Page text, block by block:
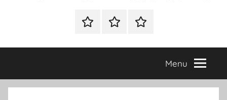
الرئيسيةاتصل
اتـصـل
في
التي
Menu